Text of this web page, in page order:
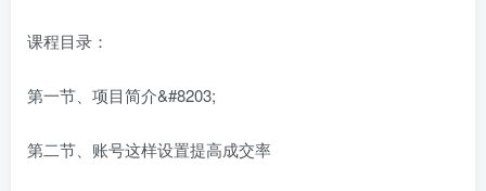
课程目录：
第一节、项目简介&#8203;
第二节、账号这样设置提高成交率